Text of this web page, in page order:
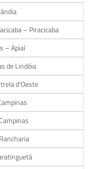
– Piracicaba
– Apiaí
de Lindóia
d’Oeste